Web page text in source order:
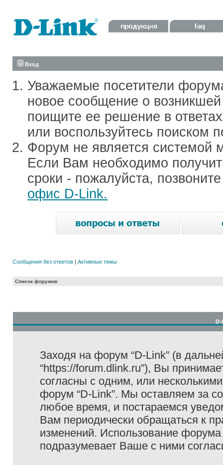
Вход
Уважаемые посетители
новое сообщение о
поищите ее решение в
или воспользуйтесь поиском
Форум не является системой
Если Вам необходимо
сроки - пожалуйста,
офис D-Link.
Сообщения без ответов | Активные темы
Список форумов
D-
Заходя на форум “D-Link” (в
“https://forum.dlink.ru”), Вы
согласны с одним, или
форум “D-Link”. Мы оставляем за
любое время, и постараемся
Вам периодически обращаться к
изменений. Использование
подразумевает Ваше с ними